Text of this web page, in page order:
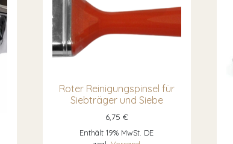
Roter Reinigungspinsel für
Siebträger und Siebe
6,75 €
Enthält 19% MwSt. DE